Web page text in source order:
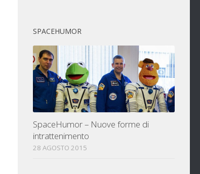
SPACEHUMOR
SpaceHumor – Nuove forme di
intrattenimento
28 AGOSTO 2015